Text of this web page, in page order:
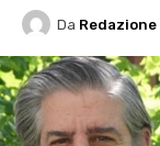
Da Redazione